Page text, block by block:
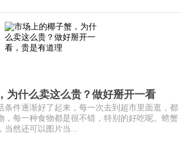
为什么卖这么贵？做好掰开一看
条件逐渐好了起来，每一次去到超市里面逛，都
，每一种食物都是很不错，特别的好吃呢。螃蟹
当然还可以图片当...